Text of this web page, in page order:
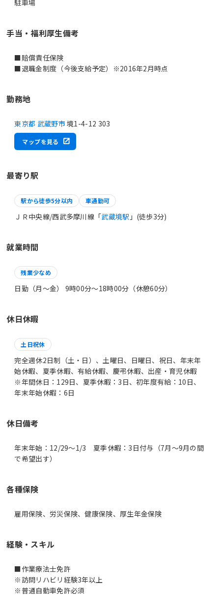
駐車場
手当・福利厚生備考
■賠償責任保険
■退職金制度（今後支給予定）※2016年2月時点
勤務地
東京都 武蔵野市 境1-4-12 303
マップを見る
最寄り駅
駅から徒歩5分以内 車通勤可
ＪＲ中央線/西武多摩川線「武蔵境駅 」(徒歩3分)
就業時間
残業少なめ
日勤（月～金） 9時00分〜18時00分（休憩60分）
休日休暇
土日祝休
完全週休2日制（土・日）、土曜日、日曜日、祝日、年末年
始休暇、夏季休暇、有給休暇、慶弔休暇、出産・育児休暇
※年間休日：129日、夏季休暇：3日、初年度有給：10日、
年末年始休暇：6日
休日備考
年末年始：12/29～1/3 夏季休暇：3日付与（7月～9月の間
で希望出す）
各種保険
雇用保険、労災保険、健康保険、厚生年金保険
経験・スキル
■作業療法士免許
※訪問リハビリ経験3年以上
※普通自動車免許必須